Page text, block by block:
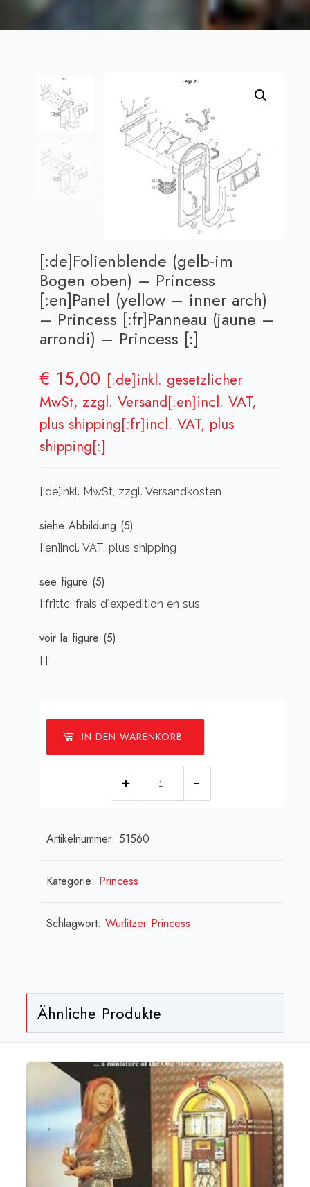
[:de]Folienblende (gelb-im
Bogen oben) – Princess
[:en]Panel (yellow – inner arch)
– Princess [:fr]Panneau (jaune –
arrondi) – Princess [:]
€ 15,00 [:de]inkl. gesetzlicher
MwSt, zzgl. Versand[:en]incl. VAT,
plus shipping[:fr]incl. VAT, plus
shipping[:]
[:de]inkl. MwSt, zzgl. Versandkosten
siehe Abbildung (5)
[:en]incl. VAT, plus shipping
see figure (5)
[:fr]ttc, frais d´expedition en sus
voir la figure (5)
[:]
IN DEN WARENKORB
Bogen
[:en]Panel
arch)
[:fr]Panneau
(jaune
arrondi)
Princess
Artikelnummer:51560
Kategorie: Princess
Schlagwort:Wurlitzer Princess
Ähnliche Produkte